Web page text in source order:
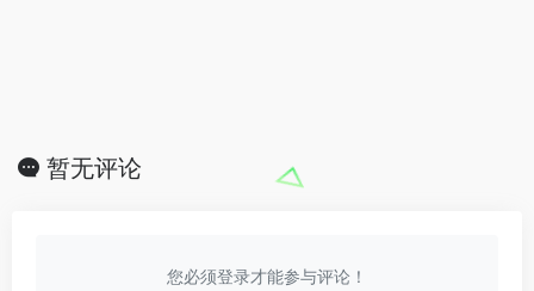
暂无评论
您必须登录才能参与评论！